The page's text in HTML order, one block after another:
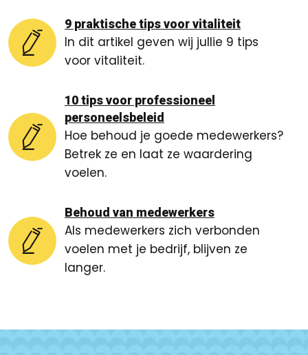
9 praktische tips voor vitaliteit
In dit artikel geven wij jullie 9 tips
voor vitaliteit.
10 tips voor professioneel
personeelsbeleid
Hoe behoud je goede medewerkers?
Betrek ze en laat ze waardering
voelen.
Behoud van medewerkers
Als medewerkers zich verbonden
voelen met je bedrijf, blijven ze
langer.